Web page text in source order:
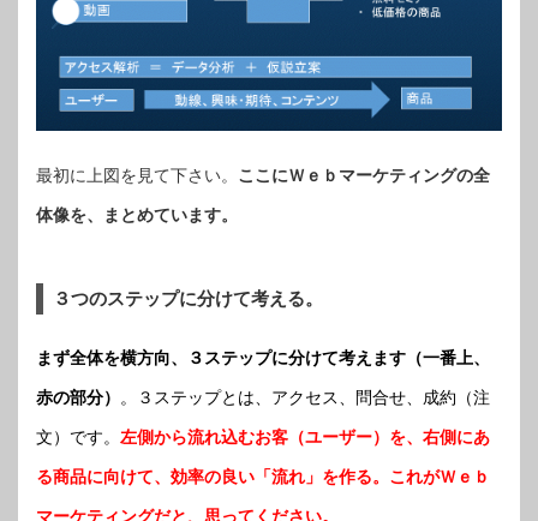
最初に上図を見て下さい。 ここにＷｅｂマーケティングの全
体像を、まとめています。
３つのステップに分けて考える。
まず全体を横方向、３ステップに分けて考えます（一番上、
赤の部分） 。３ステップとは、アクセス、問合せ、成約（注
文）です。 左側から流れ込むお客（ユーザー）を、右側にあ
る商品に向けて、効率の良い「流れ」を作る。これがＷｅｂ
マーケティングだと、思ってください。